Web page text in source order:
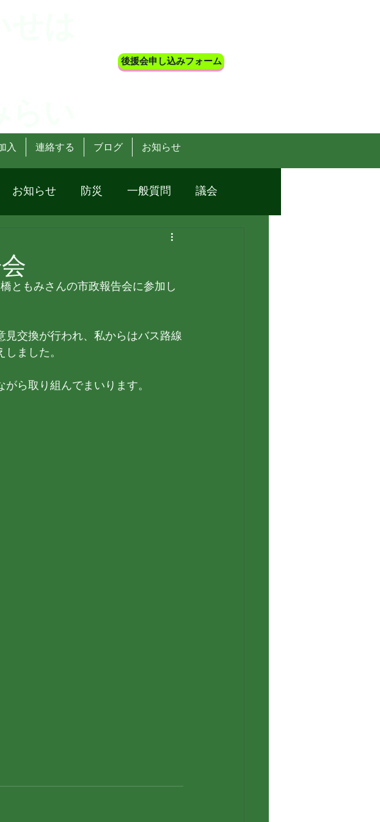
後援会申し込みフォーム
入 連絡する ブログ お知らせ
お知らせ 防災 一般質問 議会
ともみさんの市政報告会に参加し
交換が行われ、私からはバス路線
ました。
ら取り組んでまいります。